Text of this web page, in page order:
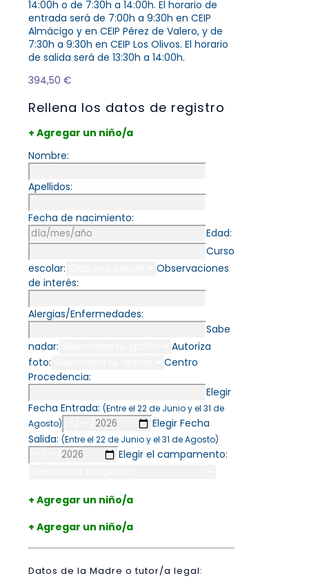
14:00h o de 7:30h a 14:00h. El horario de
entrada será de 7:00h a 9:30h en CEIP
Almácigo y en CEIP Pérez de Valero, y de
7:30h a 9:30h en CEIP Los Olivos. El horario
de salida será de 13:30h a 14:00h.
394,50 €
Rellena los datos de registro
+ Agregar un niño/a
Nombre:
Apellidos:
Fecha de nacimiento:
Edad:
Curso
escolar:
Observaciones
de interés:
Alergias/Enfermedades:
Sabe
nadar:
Autoriza
foto:
Centro
Procedencia:
Elegir
Fecha Entrada: (Entre el 22 de Junio y el 31 de
Agosto)
Elegir Fecha
Salida: (Entre el 22 de Junio y el 31 de Agosto)
Elegir el campamento:
+ Agregar un niño/a
+ Agregar un niño/a
Datos de la Madre o tutor/a legal: